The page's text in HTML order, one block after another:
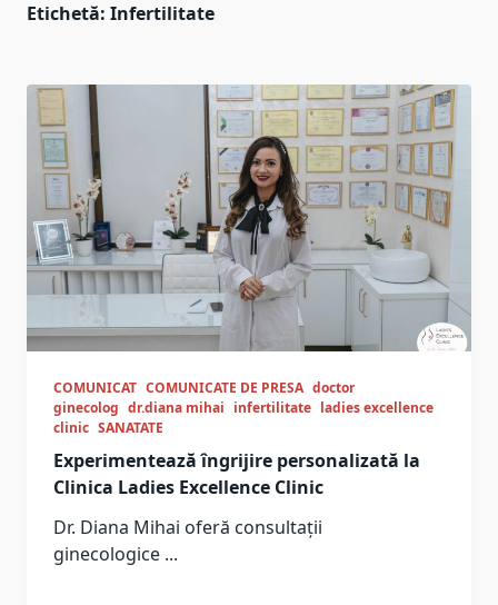
Etichetă: Infertilitate
COMUNICAT COMUNICATE DE PRESA doctor
ginecolog dr.diana mihai infertilitate ladies excellence
clinic SANATATE
Experimentează îngrijire personalizată la
Clinica Ladies Excellence Clinic
Dr. Diana Mihai oferă consultații
ginecologice ...